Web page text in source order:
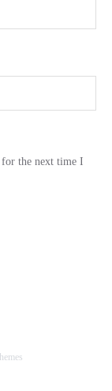
for the next time I